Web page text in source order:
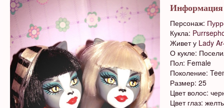
Информация
Персонаж:
Кукла:
Живет у Lady
О кукле:
Пол: Female
Поколение:
Размер: 25
Цвет волос:
Цвет глаз: